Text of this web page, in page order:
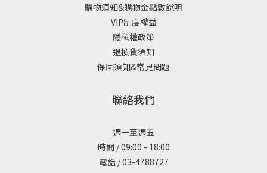
購物須知&購物金點數說明
VIP制度權益
隱私權政策
退換貨須知
保固須知&常見問題
聯絡我們
週一至週五
時間 / 09:00 - 18:00
電話 / 03-4788727